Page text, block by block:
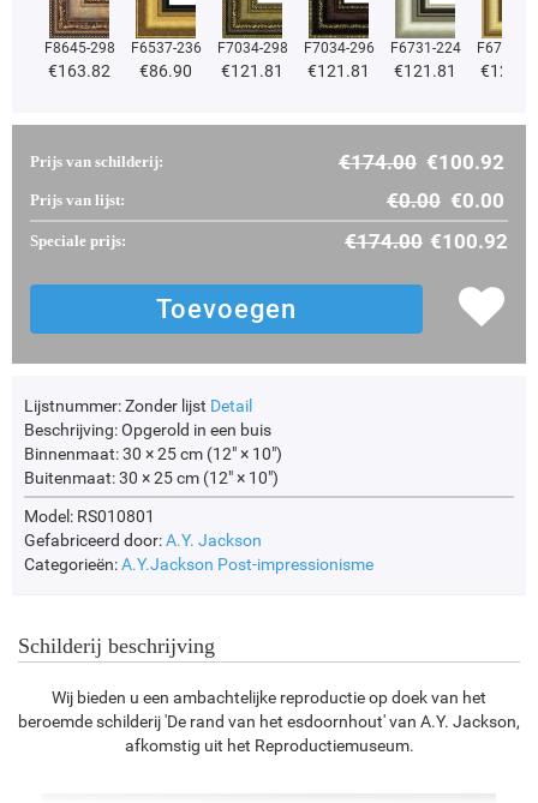
F8645-298
€163.82
F6537-236
€86.90
F7034-298
€121.81
F7034-296
€121.81
F6731-224
€121.81
F6731-
€
Prijs van schilderij: €174.00 €100.92
Prijs van lijst: €0.00 €0.00
Speciale prijs: €174.00 €100.92
Lijstnummer:Zonder lijst Detail
Beschrijving:Opgerold in een buis
Binnenmaat:30 × 25 cm (12" × 10")
Buitenmaat:30 × 25 cm (12" × 10")
Model: RS010801
Gefabriceerd door:A.Y. Jackson
Categorieën:A.Y.Jackson Post-impressionisme
Schilderij beschrijving
Wij bieden u een ambachtelijke reproductie op doek van het
beroemde schilderij 'De rand van het esdoornhout' van A.Y. Jackson,
afkomstig uit het Reproductiemuseum.